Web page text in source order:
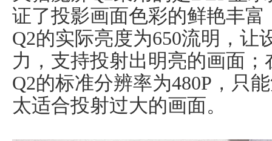
证了投影画面色彩的鲜艳丰
Q2的实际亮度为650流明，让
力，支持投射出明亮的画面
Q2的标准分辨率为480P，只
太适合投射过大的画面。